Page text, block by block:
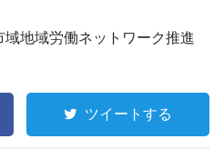
地域労働ネットワーク推進
ツイートする